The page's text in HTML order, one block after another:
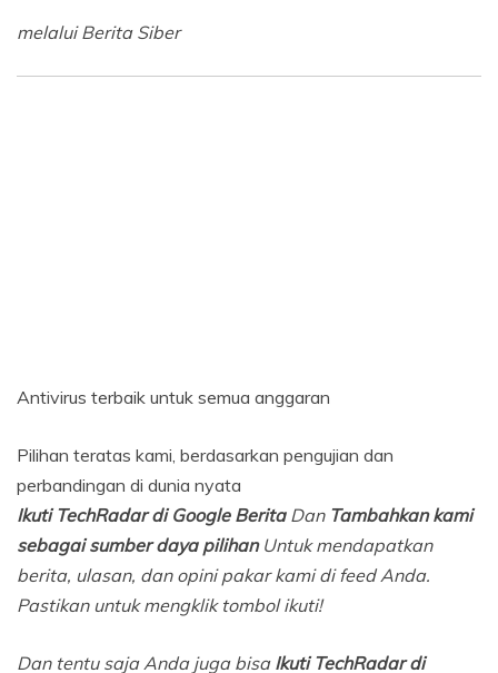
melaluiBerita Siber
Antivirus terbaik untuk semua anggaran
Pilihan teratas kami, berdasarkan pengujian dan
perbandingan di dunia nyata
Ikuti TechRadar di Google BeritaDan Tambahkan kami
sebagai sumber daya pilihanUntuk mendapatkan
berita, ulasan, dan opini pakar kami di feed Anda.
Pastikan untuk mengklik tombol ikuti!
Dan tentu saja Anda juga bisa Ikuti TechRadar di